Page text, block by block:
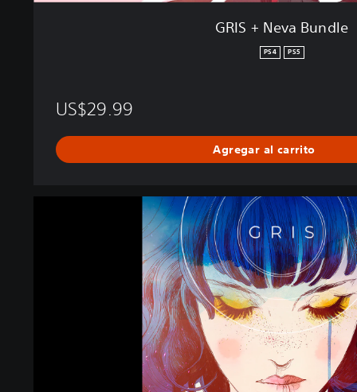
GRIS + Neva Bundle
PS4 PS5
US$29.99
Agregar al carrito